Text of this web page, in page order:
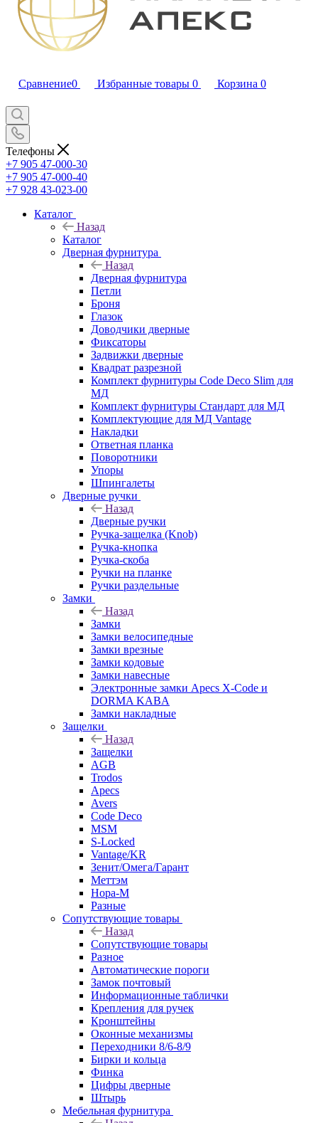
Сравнение0 Избранные товары 0 Корзина 0
Телефоны
+7 905 47-000-30
+7 905 47-000-40
+7 928 43-023-00
Каталог
Назад
Каталог
Дверная фурнитура
Назад
Дверная фурнитура
Петли
Броня
Глазок
Доводчики дверные
Фиксаторы
Задвижки дверные
Квадрат разрезной
Комплект фурнитуры Code Deco Slim для
МД
Комплект фурнитуры Стандарт для МД
Комплектующие для МД Vantage
Накладки
Ответная планка
Поворотники
Упоры
Шпингалеты
Дверные ручки
Назад
Дверные ручки
Ручка-защелка (Knob)
Ручка-кнопка
Ручка-скоба
Ручки на планке
Ручки раздельные
Замки
Назад
Замки
Замки велосипедные
Замки врезные
Замки кодовые
Замки навесные
Электронные замки Apecs X-Code и
DORMA KABA
Замки накладные
Защелки
Назад
Защелки
AGB
Trodos
Apecs
Avers
Code Deco
MSM
S-Locked
Vantage/KR
Зенит/Омега/Гарант
Меттэм
Нора-М
Разные
Сопутствующие товары
Назад
Сопутствующие товары
Разное
Автоматические пороги
Замок почтовый
Информационные таблички
Крепления для ручек
Кронштейны
Оконные механизмы
Переходники 8/6-8/9
Бирки и кольца
Финка
Цифры дверные
Штырь
Мебельная фурнитура